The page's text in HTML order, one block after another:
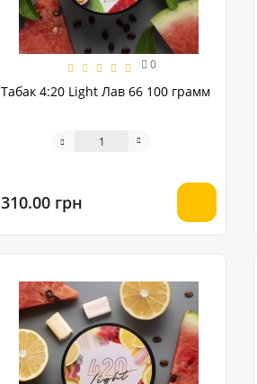
0
Табак 4:20 Light Лав 66 100 грамм
310.00 грн